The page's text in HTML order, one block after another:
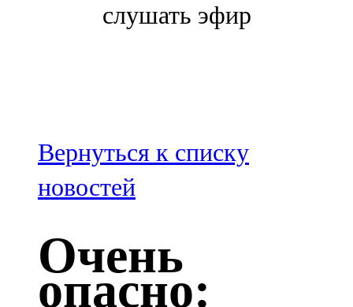
100,3 FM
Зәй
106,6 FM
Кадыбаш
105,2 FM
слушать эфир
Вернуться к списку
новостей
Очень
опасно: